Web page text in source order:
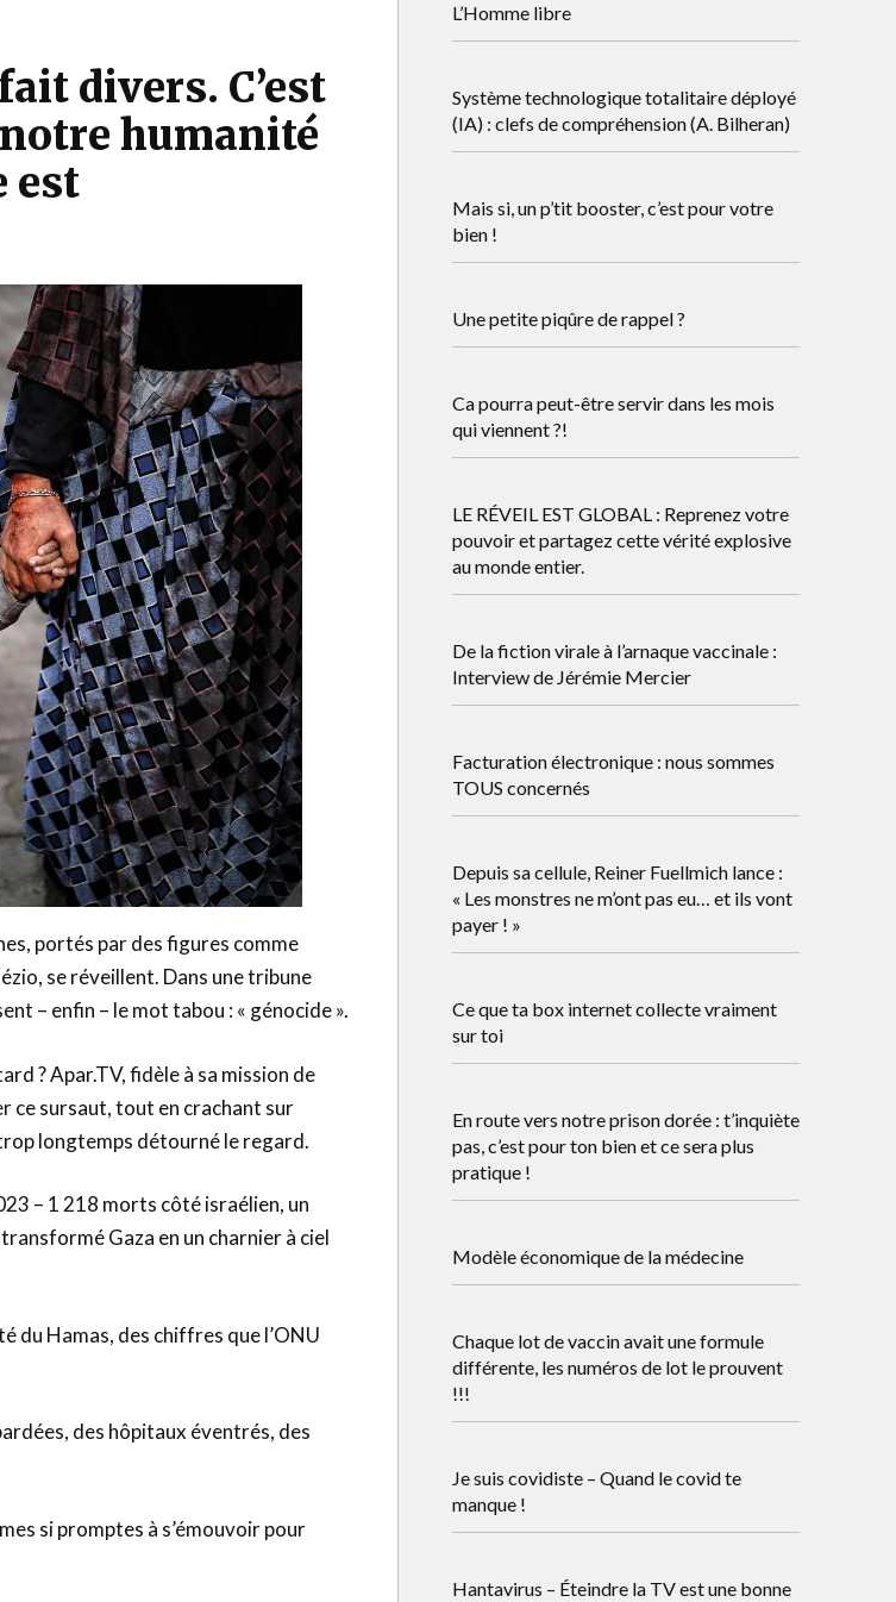
divers. C’est
humanité
est
portés par des figures comme
se réveillent. Dans une tribune
– enfin – le mot tabou : « génocide ».
? Apar.TV, fidèle à sa mission de
ce sursaut, tout en crachant sur
longtemps détourné le regard.
– 1 218 morts côté israélien, un
Gaza en un charnier à ciel
du Hamas, des chiffres que l’ONU
des hôpitaux éventrés, des
si promptes à s’émouvoir pour
L’Homme libre
Système technologique totalitaire déployé
(IA) : clefs de compréhension (A. Bilheran)
Mais si, un p’tit booster, c’est pour votre
bien !
Une petite piqûre de rappel ?
Ca pourra peut-être servir dans les mois
qui viennent ?!
LE RÉVEIL EST GLOBAL : Reprenez votre
pouvoir et partagez cette vérité explosive
au monde entier.
De la fiction virale à l’arnaque vaccinale :
Interview de Jérémie Mercier
Facturation électronique : nous sommes
TOUS concernés
Depuis sa cellule, Reiner Fuellmich lance :
« Les monstres ne m’ont pas eu… et ils vont
payer ! »
Ce que ta box internet collecte vraiment
sur toi
En route vers notre prison dorée : t’inquiète
pas, c’est pour ton bien et ce sera plus
pratique !
Modèle économique de la médecine
Chaque lot de vaccin avait une formule
différente, les numéros de lot le prouvent
!!!
Je suis covidiste – Quand le covid te
manque !
Hantavirus – Éteindre la TV est une bonne